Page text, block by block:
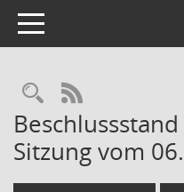
Toggle navigation
RSS-Feed
Sitzung vom